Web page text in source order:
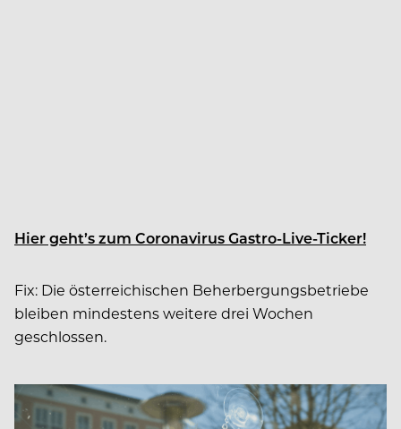
Hier geht’s zum Coronavirus Gastro-Live-Ticker!
Fix: Die österreichischen Beherbergungsbetriebe
bleiben mindestens weitere drei Wochen
geschlossen.